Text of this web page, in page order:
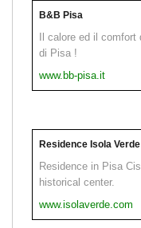
B&B Pisa
Il calore ed il
di Pisa !
www.bb-pisa.it
Residence Isola Verde
Residence in Pisa
historical center.
www.isolaverde.com